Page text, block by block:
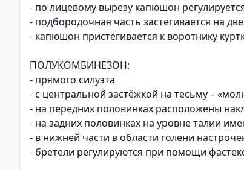
- по лицевому вырезу капюшон
- подбородочная часть застегивается на
- капюшон пристёгивается к воротнику
ПОЛУКОМБИНЕЗОН:
- прямого силуэта
- с центральной застёжкой на тесьму –
- на передних половинках расположены
- на задних половинках на уровне талии
- в нижней части в области голени
- бретели регулируются при помощи